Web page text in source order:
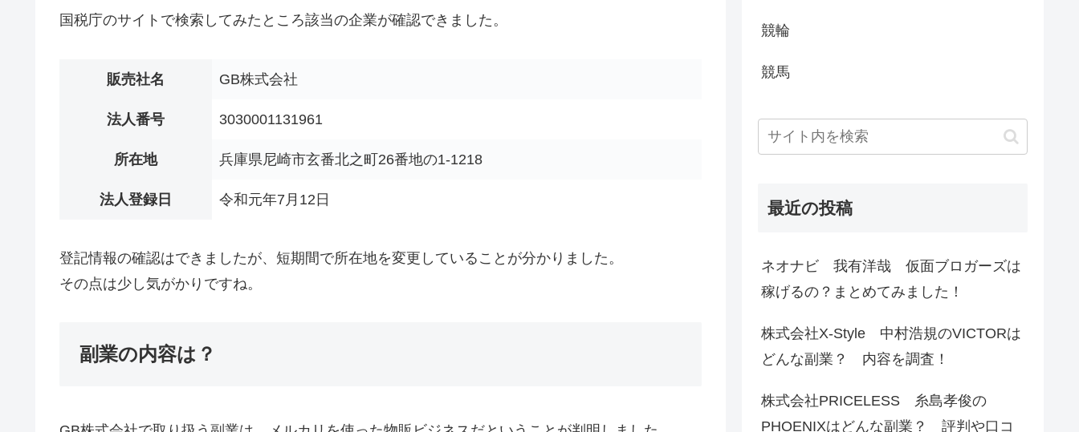
国税庁のサイトで検索してみたところ該当の企業が確認できました。
販売社名 GB株式会社
法人番号 3030001131961
所在地 兵庫県尼崎市玄番北之町26番地の1-1218
法人登録日 令和元年7月12日
登記情報の確認はできましたが、短期間で所在地を変更していることが分かりました。
その点は少し気がかりですね。
副業の内容は？
競輪
競馬
最近の投稿
ネオナビ 我有洋哉 仮面ブロガーズは
稼げるの？まとめてみました！
株式会社X-Style 中村浩規のVICTORは
どんな副業？ 内容を調査！
株式会社PRICELESS 糸島孝俊の
PHOENIXはどんな副業？ 評判や口コ